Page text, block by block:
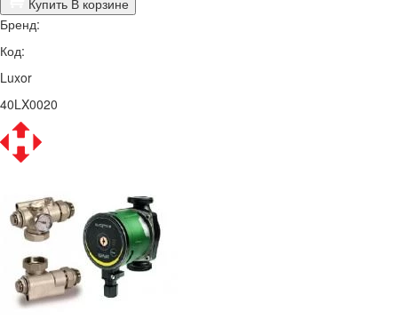
Купить В корзине
Бренд:
Код:
Luxor
40LX0020